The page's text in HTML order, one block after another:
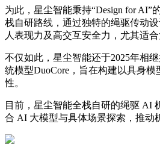
为此，星尘智能秉持“Design for
栈自研路线，通过独特的绳驱传动
人表现力及高交互安全力，尤其适
不仅如此，星尘智能还于2025年相
统模型DuoCore，旨在构建以具身
性。
目前，星尘智能全栈自研的绳驱 AI
合 AI 大模型与具体场景探索，推动